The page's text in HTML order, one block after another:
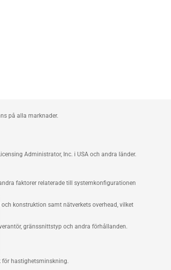
på alla marknader.
Administrator, Inc. i USA och andra länder.
faktorer relaterade till systemkonfigurationen
konstruktion samt nätverkets overhead, vilket
gränssnittstyp och andra förhållanden.
för hastighetsminskning.